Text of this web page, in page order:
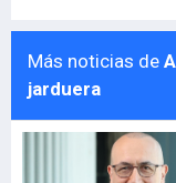
Más noticias de
jarduera